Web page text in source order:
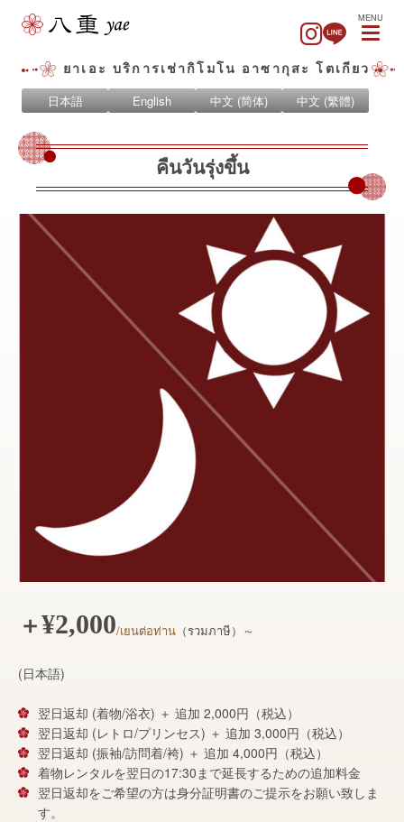
ยาเอะ บริการเช่ากิโมโน อาซากุสะ โตเกียว
日本語 English 中文 (简体) 中文 (繁體)
MENU
คืนวันรุ่งขึ้น
＋¥2,000/เยนต่อท่าน （รวมภาษี）～
(日本語)
翌日返却 (着物/浴衣) ＋ 追加 2,000円（税込）
翌日返却 (レトロ/プリンセス) ＋ 追加 3,000円（税込）
翌日返却 (振袖/訪問着/袴) ＋ 追加 4,000円（税込）
着物レンタルを翌日の17:30まで延長するための追加料金
翌日返却をご希望の方は身分証明書のご提示をお願い致しま
す。